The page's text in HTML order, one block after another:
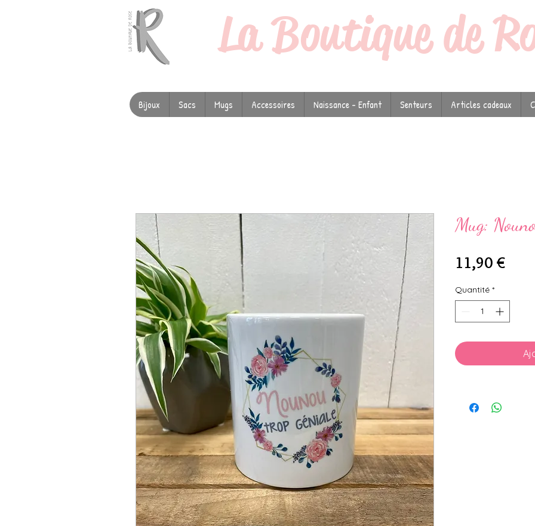
LaBoutique de
Bijoux Sacs Mugs Accessoires Naissance - Enfant Senteurs Articles cadeaux
Mug:
11,90 €Prix
Quantité *